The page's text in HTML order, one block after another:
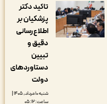
تاکید دکتر
پزشکیان بر
اطلاع‌رسانی
دستاوردهای
شنبه ۱۰ مرداد, ۱۴۰۵ |